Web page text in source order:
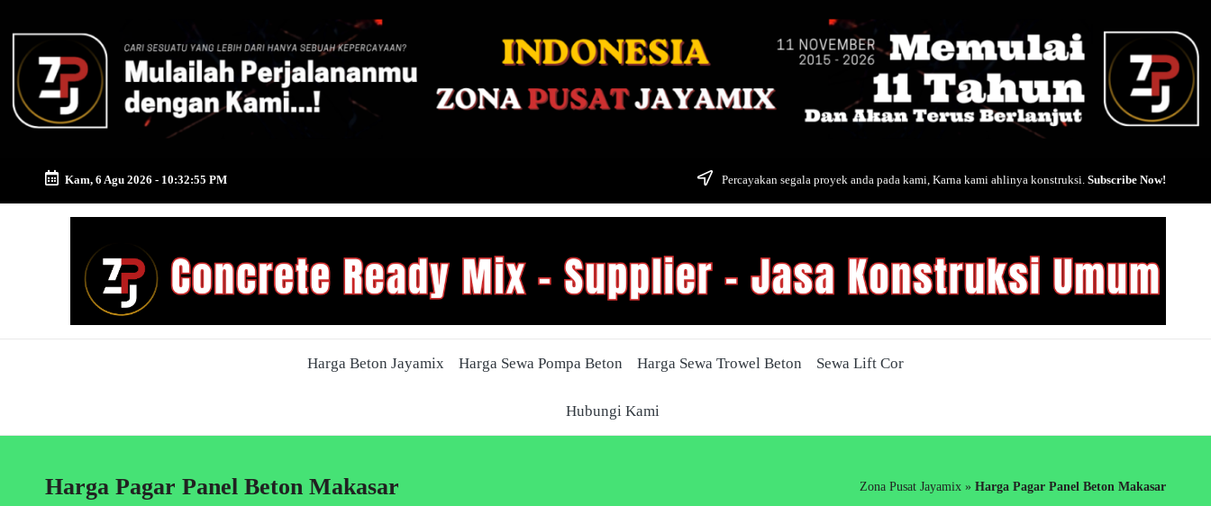
content
Kam, 6 Agu 2026 - 10:32:56 PM Percayakan segala proyek anda pada kami, Karna kami ahlinya konstruksi. Subscribe Now!
Harga Beton Jayamix Harga Sewa Pompa Beton Harga Sewa Trowel Beton Sewa Lift Cor
Hubungi Kami
Harga Pagar Panel Beton Makasar Zona Pusat Jayamix » Harga Pagar Panel Beton Makasar